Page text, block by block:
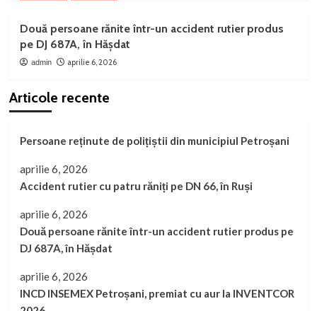
Două persoane rănite într-un accident rutier produs
pe DJ 687A, în Hășdat
admin aprilie 6, 2026
Articole recente
Persoane reținute de polițiștii din municipiul Petroșani
aprilie 6, 2026
Accident rutier cu patru răniți pe DN 66, în Ruși
aprilie 6, 2026
Două persoane rănite într-un accident rutier produs pe
DJ 687A, în Hășdat
aprilie 6, 2026
INCD INSEMEX Petroșani, premiat cu aur la INVENTCOR